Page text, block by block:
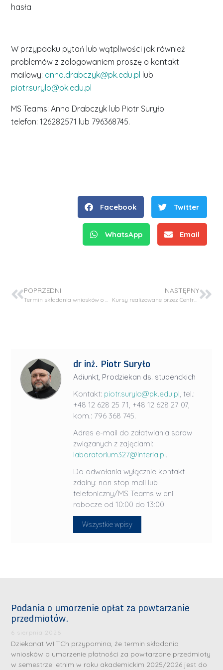
hasła
W przypadku pytań lub wątpliwości jak również
problemów z zalogowaniem proszę o kontakt
mailowy: anna.drabczyk@pk.edu.pl lub
piotr.surylo@pk.edu.pl
MS Teams: Anna Drabczyk lub Piotr Suryło
telefon: 126282571 lub 796368745.
Facebook Twitter
WhatsApp Email
POPRZEDNI
Termin składania wniosków o stypendium z Własnego Funduszu Stypendialnego.
NASTĘPNY
Kursy realizowane przez Centrum Pedagogiki i Psychologii PK
dr inż. Piotr Suryło
Adiunkt, Prodziekan ds. studenckich
Kontakt: piotr.surylo@pk.edu.pl, tel.:
+48 12 628 25 71, +48 12 628 27 07,
kom.: 796 368 745.
Adres e-mail do załatwiania spraw
związanych z zajęciami:
laboratorium327@interia.pl.
Do odwołania wyłącznie kontakt
zdalny: non stop mail lub
telefoniczny/MS Teams w dni
robocze od 10:00 do 13:00.
Wszystkie wpisy
Podania o umorzenie opłat za powtarzanie
przedmiotów.
6 sierpnia 2026
Dziekanat WIiTCh przypomina, że termin składania
wniosków o umorzenie płatności za powtarzane przedmioty
w semestrze letnim w roku akademickim 2025/2026 jest do